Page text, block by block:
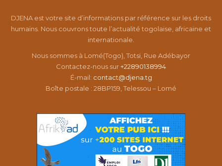
DJENA est votre site d’informations par référence sur les droits
humains. Nous couvrons toute l’actualité togolaise, africaine et
internationale.
Nous sommes à Lomé(Togo), Totsi, Rue Adébayor
Contactez-nous sur+22890138994
É-mail: contact@djena.tg
Boîte postale : 28BP159, Telessou – Lomé